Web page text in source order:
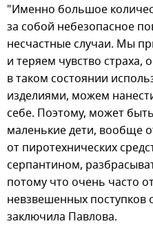
"Именно большое
за собой небезопасное
несчастные случаи. Мы
и теряем чувство страха,
в таком состоянии
изделиями, можем
себе. Поэтому, может
маленькие дети, вообще
от пиротехнических
серпантином,
потому что очень часто
невзвешенных поступков
заключила Павлова.